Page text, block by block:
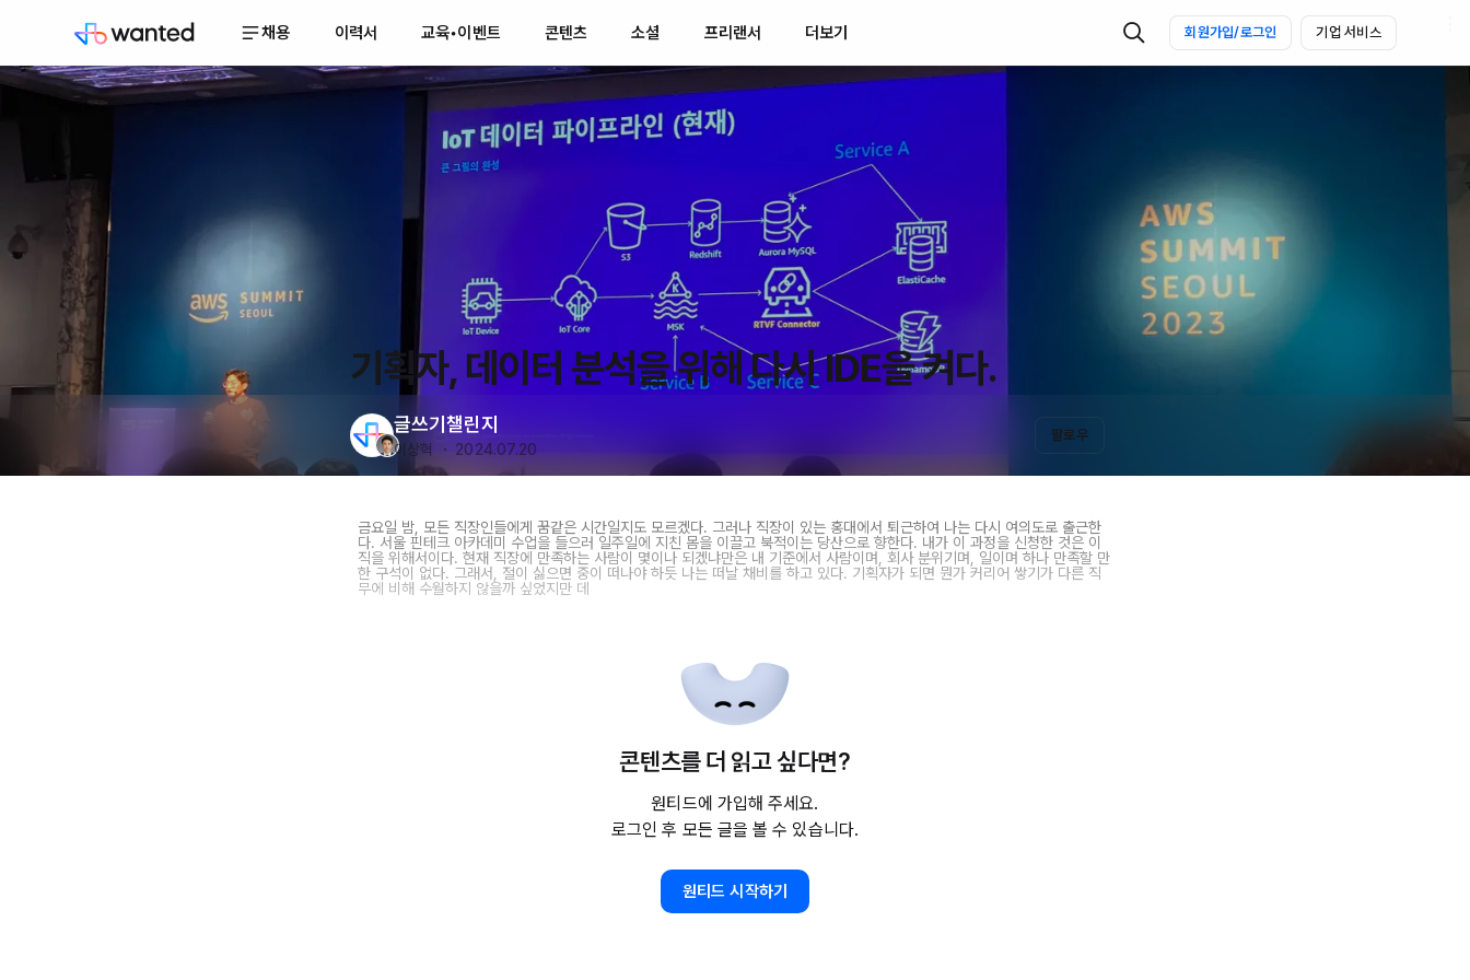
채용 이력서 교육•이벤트 콘텐츠 소셜 프리랜서 더보기 회원가입/로그인 기업 서비스
기획자, 데이터 분석을 위해 다시 IDE을 켜다.
글쓰기챌린지
이상혁 ・ 2024.07.20
팔로우
금요일 밤, 모든 직장인들에게 꿈같은 시간일지도 모르겠다. 그러나 직장이 있는 홍대에서 퇴근하여 나는 다시 여의도로 출근한
다. 서울 핀테크 아카데미 수업을 들으러 일주일에 지친 몸을 이끌고 북적이는 당산으로 향한다. 내가 이 과정을 신청한 것은 이
직을 위해서이다. 현재 직장에 만족하는 사람이 몇이나 되겠냐만은 내 기준에서 사람이며, 회사 분위기며, 일이며 하나 만족할 만
한 구석이 없다. 그래서, 절이 싫으면 중이 떠나야 하듯 나는 떠날 채비를 하고 있다. 기획자가 되면 뭔가 커리어 쌓기가 다른 직
무에 비해 수월하지 않을까 싶었지만 데
콘텐츠를 더 읽고 싶다면?
원티드에 가입해 주세요.
로그인 후 모든 글을 볼 수 있습니다.
원티드 시작하기